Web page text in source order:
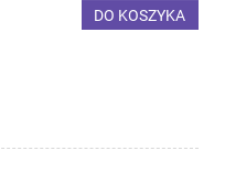
DO KOSZYKA